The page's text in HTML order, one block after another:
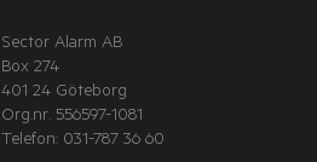
Sector Alarm AB
Box 274
401 24 Göteborg
Org.nr. 556597-1081
Telefon: 031-787 36 60